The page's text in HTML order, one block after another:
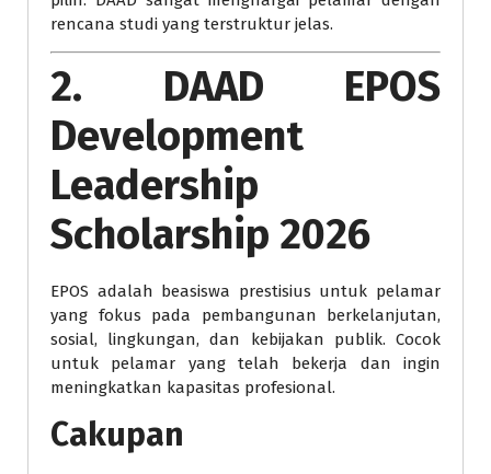
rencana studi yang terstruktur jelas.
2. DAAD EPOS
Development
Leadership
Scholarship 2026
EPOS adalah beasiswa prestisius untuk pelamar
yang fokus pada pembangunan berkelanjutan,
sosial, lingkungan, dan kebijakan publik. Cocok
untuk pelamar yang telah bekerja dan ingin
meningkatkan kapasitas profesional.
Cakupan